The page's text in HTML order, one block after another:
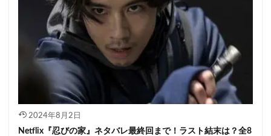
2024年8月2日
Netflix『忍びの家』ネタバレ最終回まで！ラスト結末は？全8